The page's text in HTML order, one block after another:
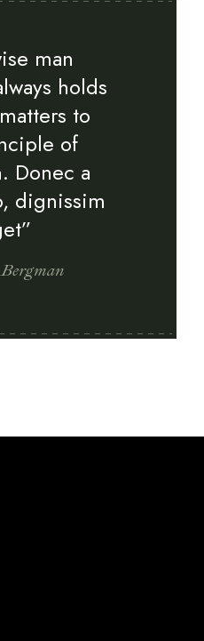
man
holds
to
of
Donec a
dignissim